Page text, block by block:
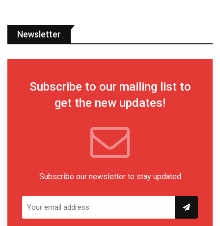
Newsletter
Subscribe to our mailing list to
get the new updates!
Subscribe our newsletter to stay updated